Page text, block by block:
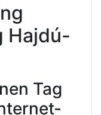
Hajdú-
Tag